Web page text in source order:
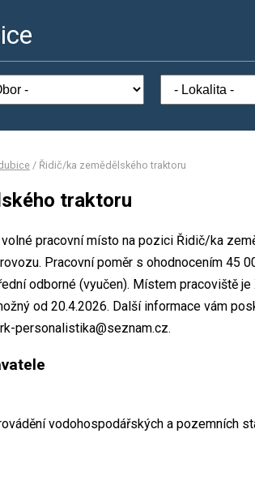
/ Řidič/ka zemědělského traktoru
traktoru
pracovní místo na pozici Řidič/ka
Pracovní poměr s ohodnocením 45
odborné (vyučen). Místem pracoviště
od 20.4.2026. Další informace vám
personalistika@seznam.cz.
vodohospodářských a pozemních